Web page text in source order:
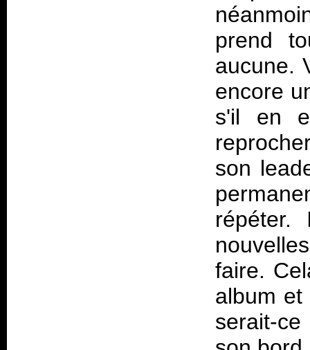
prend
aucune.
encore
s'il en
son
faire.
album et
serait-